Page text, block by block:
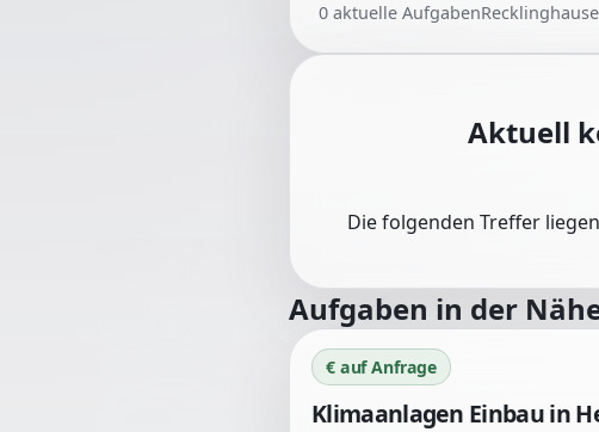
0 aktuelle Aufgaben
Aktuell
Die folgenden Treffer
Aufgaben in der
€ auf Anfrage
Klimaanlagen Einbau in